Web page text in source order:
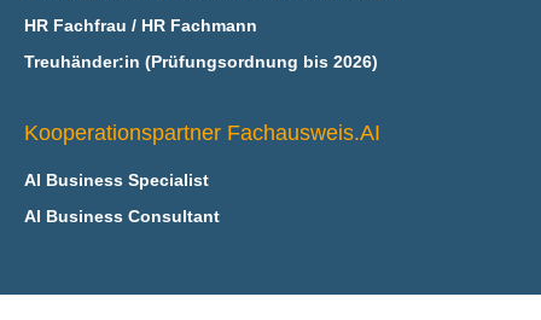
HR Fachfrau / HR Fachmann
Treuhänder:in (Prüfungsordnung bis 2026)
Kooperationspartner Fachausweis.AI
AI Business Specialist
AI Business Consultant